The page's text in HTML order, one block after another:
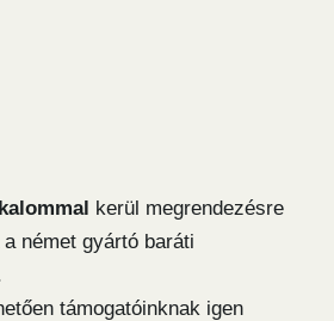
kerül megrendezésre
német gyártó baráti
támogatóinknak igen